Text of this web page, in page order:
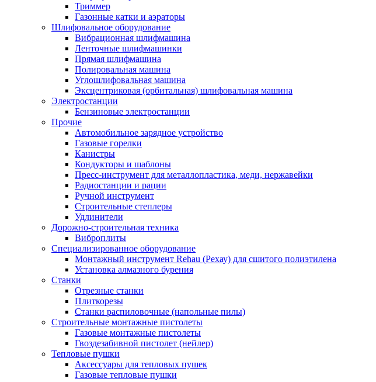
Триммер
Газонные катки и аэраторы
Шлифовальное оборудование
Вибрационная шлифмашина
Ленточные шлифмашинки
Прямая шлифмашина
Полировальная машина
Углошлифовальная машина
Эксцентриковая (орбитальная) шлифовальная машина
Электростанции
Бензиновые электростанции
Прочие
Автомобильное зарядное устройство
Газовые горелки
Канистры
Кондукторы и шаблоны
Пресс-инструмент для металлопластика, меди, нержавейки
Радиостанции и рации
Ручной инструмент
Строительные степлеры
Удлинители
Дорожно-строительная техника
Виброплиты
Специализированное оборудование
Монтажный инструмент Rehau (Рехау) для сшитого полиэтилена
Установка алмазного бурения
Станки
Отрезные станки
Плиткорезы
Станки распиловочные (напольные пилы)
Строительные монтажные пистолеты
Газовые монтажные пистолеты
Гвоздезабивной пистолет (нейлер)
Тепловые пушки
Аксессуары для тепловых пушек
Газовые тепловые пушки